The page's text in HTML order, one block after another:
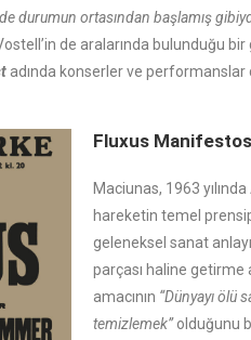
durumun ortasından başlamış
de aralarında bulunduğu bir
adında konserler ve performanslar
Fluxus
Maciunas, 1963
hareketin temel
geleneksel sanat
parçası haline getirme
amacının “Dünyayı ölü
temizlemek”olduğunu